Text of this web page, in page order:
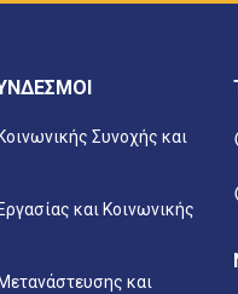
Συνοχής και
και Κοινωνικής
και